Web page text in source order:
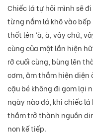
Chiếc lá tự hỏi mình sẽ
từng nắm lá khô vào
thốt lên ‘à, à, vậy chứ,
cùng của một lần hiện
rỡ cuối cùng, bùng lên
cơm, âm thầm hiện diện
cậu bé không đi gom lại
ngày nào đó, khi chiếc
thầm trở thành nguồn
non kế tiếp.